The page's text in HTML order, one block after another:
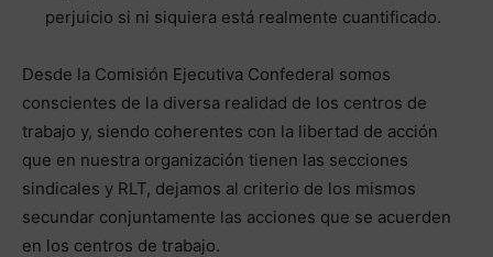
perjuicio si ni siquiera está realmente cuantificado.
Desde la Comisión Ejecutiva Confederal somos
conscientes de la diversa realidad de los centros de
trabajo y, siendo coherentes con la libertad de acción
que en nuestra organización tienen las secciones
sindicales y RLT, dejamos al criterio de los mismos
secundar conjuntamente las acciones que se acuerden
en los centros de trabajo.